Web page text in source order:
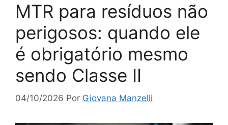
MTR para resíduos não
perigosos: quando ele
é obrigatório mesmo
sendo Classe II
04/10/2026 Por Giovana Manzelli